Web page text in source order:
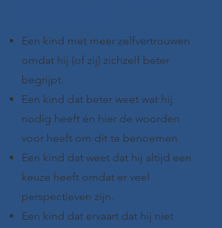
Een kind met meer zelfvertrouwen
omdat hij (of zij) zichzelf beter
begrijpt.
Een kind dat beter weet wat hij
nodig heeft én hier de woorden
voor heeft om dit te benoemen.
Een kind dat weet dat hij altijd een
keuze heeft omdat er veel
perspectieven zijn.
Een kind dat ervaart dat hij niet